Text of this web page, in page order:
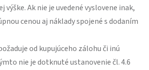
výške. Ak nie je uvedené vyslovene inak,
cenou aj náklady spojené s dodaním
od kupujúceho zálohu či inú
nie je dotknuté ustanovenie čl. 4.6